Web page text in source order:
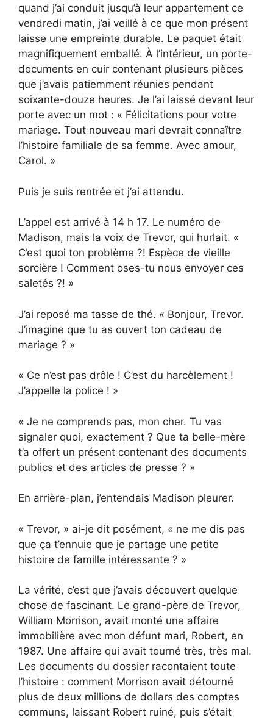
quand j’ai conduit jusqu’à leur appartement ce
vendredi matin, j’ai veillé à ce que mon présent
laisse une empreinte durable. Le paquet était
magnifiquement emballé. À l’intérieur, un porte-
documents en cuir contenant plusieurs pièces
que j’avais patiemment réunies pendant
soixante-douze heures. Je l’ai laissé devant leur
porte avec un mot : « Félicitations pour votre
mariage. Tout nouveau mari devrait connaître
l’histoire familiale de sa femme. Avec amour,
Carol. »
Puis je suis rentrée et j’ai attendu.
L’appel est arrivé à 14 h 17. Le numéro de
Madison, mais la voix de Trevor, qui hurlait. «
C’est quoi ton problème ?! Espèce de vieille
sorcière ! Comment oses-tu nous envoyer ces
saletés ?! »
J’ai reposé ma tasse de thé. « Bonjour, Trevor.
J’imagine que tu as ouvert ton cadeau de
mariage ? »
« Ce n’est pas drôle ! C’est du harcèlement !
J’appelle la police ! »
« Je ne comprends pas, mon cher. Tu vas
signaler quoi, exactement ? Que ta belle-mère
t’a offert un présent contenant des documents
publics et des articles de presse ? »
En arrière-plan, j’entendais Madison pleurer.
« Trevor, » ai-je dit posément, « ne me dis pas
que ça t’ennuie que je partage une petite
histoire de famille intéressante ? »
La vérité, c’est que j’avais découvert quelque
chose de fascinant. Le grand-père de Trevor,
William Morrison, avait monté une affaire
immobilière avec mon défunt mari, Robert, en
1987. Une affaire qui avait tourné très, très mal.
Les documents du dossier racontaient toute
l’histoire : comment Morrison avait détourné
plus de deux millions de dollars des comptes
communs, laissant Robert ruiné, puis s’était